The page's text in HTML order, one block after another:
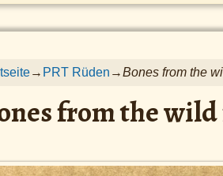
→ PRT Rüden →Bones from the
from the wild